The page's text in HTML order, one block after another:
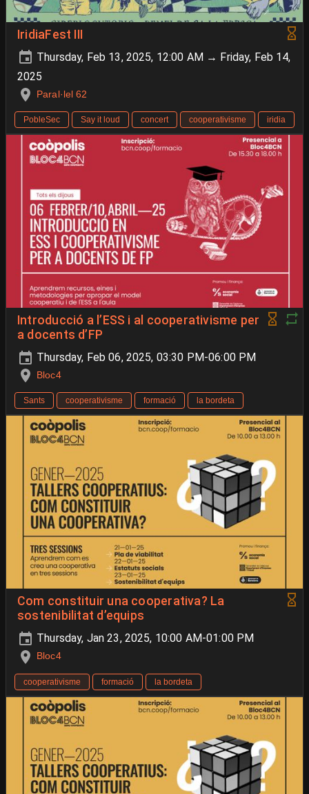
IridiaFest III
Thursday, Feb 13, 2025, 12:00 AM → Friday, Feb 14,
2025
Paral·lel 62
PobleSec Say it loud concert cooperativisme iridia
Introducció a l’ESS i al cooperativisme per
a docents d’FP
Thursday, Feb 06, 2025, 03:30 PM-06:00 PM
Bloc4
Sants cooperativisme formació la bordeta
Com constituir una cooperativa? La
sostenibilitat d’equips
Thursday, Jan 23, 2025, 10:00 AM-01:00 PM
Bloc4
cooperativisme formació la bordeta